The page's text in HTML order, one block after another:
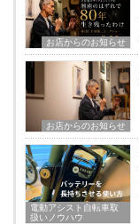
お店からのお知らせ
お店からのお知らせ
電動アシスト自転車取
扱いノウハウ